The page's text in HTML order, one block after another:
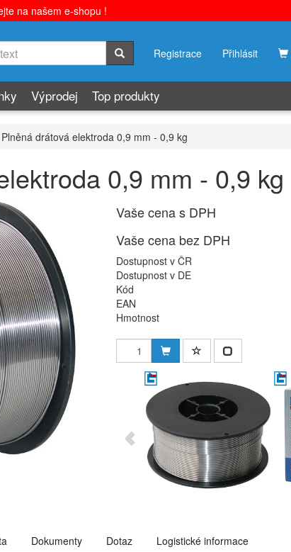
na našem e-shopu !
Registrace Přihlásit
Výprodej Top produkty
Plněná drátová elektroda 0,9 mm - 0,9 kg
0,9 mm - 0,9 kg
Vaše cena s DPH
Vaše cena bez DPH
Dostupnost v ČR
Dostupnost v DE
Kód
EAN
Hmotnost
Dokumenty Dotaz Logistické informace